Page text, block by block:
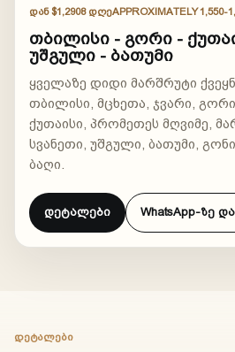
ᲓᲐᲜ $1,2908 ᲓᲦᲔAPPROXIMATELY 1,550-
თბილისი - გორი -
უშგული - ბათუმი
ყველაზე დიდი მარშრუტი
თბილისი, მცხეთა, ჯვარი,
ქუთაისი, პრომეთეს მღვიმე,
სვანეთი, უშგული, ბათუმი,
ბაღი.
დეტალები WhatsApp-ზე
ᲓᲔᲢᲐᲚᲔᲑᲘ